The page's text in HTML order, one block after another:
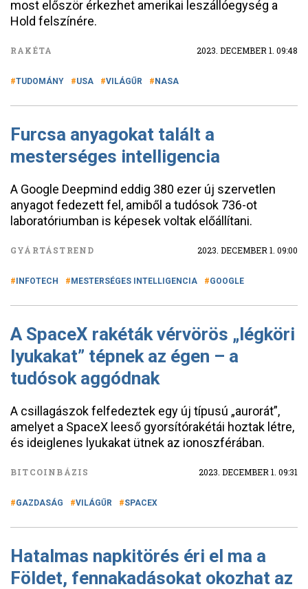
most először érkezhet amerikai leszállóegység a
Hold felszínére.
RAKÉTA 2023. DECEMBER 1. 09:48
TUDOMÁNY USA VILÁGŰR NASA
Furcsa anyagokat talált a
mesterséges intelligencia
A Google Deepmind eddig 380 ezer új szervetlen
anyagot fedezett fel, amiből a tudósok 736-ot
laboratóriumban is képesek voltak előállítani.
GYÁRTÁSTREND 2023. DECEMBER 1. 09:00
INFOTECH MESTERSÉGES INTELLIGENCIA GOOGLE
A SpaceX rakéták vérvörös „légköri
lyukakat” tépnek az égen – a
tudósok aggódnak
A csillagászok felfedeztek egy új típusú „aurorát”,
amelyet a SpaceX leeső gyorsítórakétái hoztak létre,
és ideiglenes lyukakat ütnek az ionoszférában.
BITCOINBÁZIS 2023. DECEMBER 1. 09:31
GAZDASÁG VILÁGŰR SPACEX
Hatalmas napkitörés éri el ma a
Földet, fennakadásokat okozhat az